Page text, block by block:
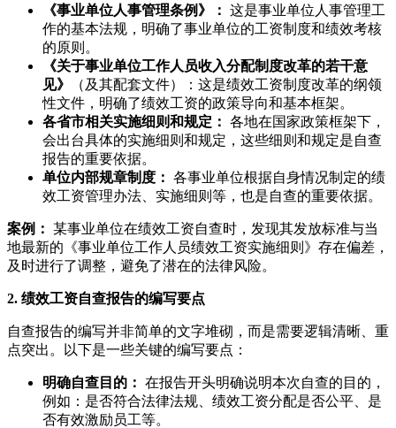
《事业单位人事管理条例》： 这是事业单位人事管理工
作的基本法规，明确了事业单位的工资制度和绩效考核
的原则。
《关于事业单位工作人员收入分配制度改革的若干意
见》
（及其配套文件）：这是绩效工资制度改革的纲领
性文件，明确了绩效工资的政策导向和基本框架。
各省市相关实施细则和规定： 各地在国家政策框架下，
会出台具体的实施细则和规定，这些细则和规定是自查
报告的重要依据。
单位内部规章制度： 各事业单位根据自身情况制定的绩
效工资管理办法、实施细则等，也是自查的重要依据。
案例： 某事业单位在绩效工资自查时，发现其发放标准与当
地最新的《事业单位工作人员绩效工资实施细则》存在偏差，
及时进行了调整，避免了潜在的法律风险。
2. 绩效工资自查报告的编写要点
自查报告的编写并非简单的文字堆砌，而是需要逻辑清晰、重
点突出。以下是一些关键的编写要点：
明确自查目的： 在报告开头明确说明本次自查的目的，
例如：是否符合法律法规、绩效工资分配是否公平、是
否有效激励员工等。